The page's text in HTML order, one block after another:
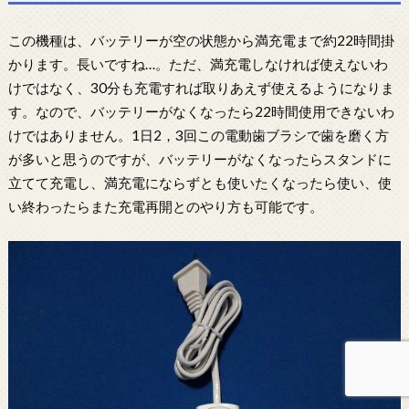
この機種は、バッテリーが空の状態から満充電まで約22時間掛
かります。長いですね…。ただ、満充電しなければ使えないわ
けではなく、30分も充電すれば取りあえず使えるようになりま
す。なので、バッテリーがなくなったら22時間使用できないわ
けではありません。1日2，3回この電動歯ブラシで歯を磨く方
が多いと思うのですが、バッテリーがなくなったらスタンドに
立てて充電し、満充電にならずとも使いたくなったら使い、使
い終わったらまた充電再開とのやり方も可能です。